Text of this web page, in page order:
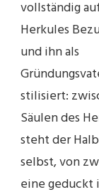
vollständig
Herkules
und ihn als
stilisiert:
Säulen des
steht der
selbst, von
eine geduckt